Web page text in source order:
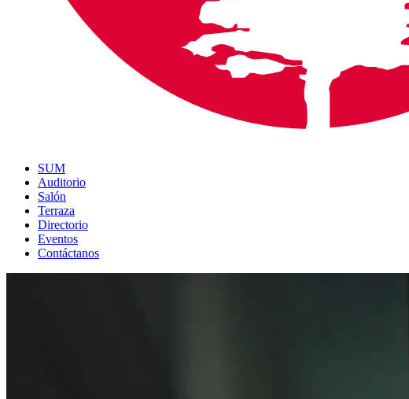
SUM
Auditorio
Salón
Terraza
Directorio
Eventos
Contáctanos